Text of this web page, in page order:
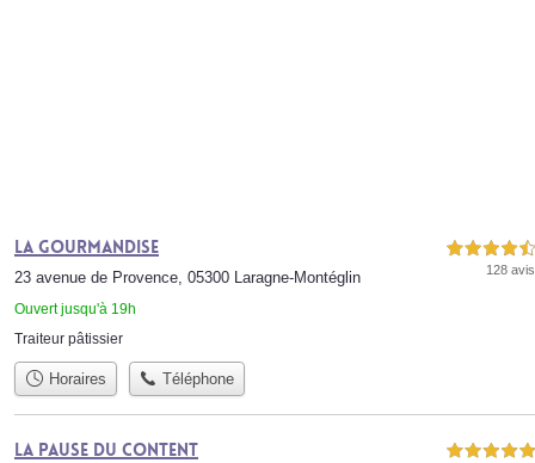
La Gourmandise
23 avenue de Provence, 05300 Laragne-Montéglin
Ouvert jusqu'à 19h
4,5 étoiles sur 5
128 avis
Traiteur pâtissier
Horaires Téléphone
La Pause du Content 5,0 étoiles sur 5